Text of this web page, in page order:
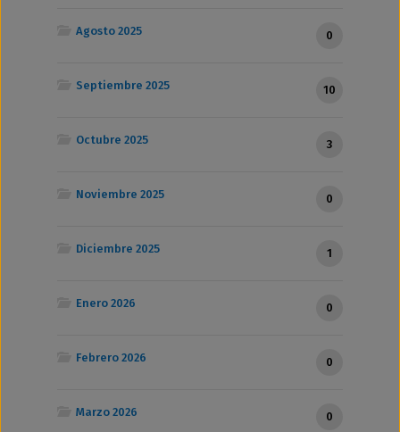
Agosto 2025 0
Septiembre 2025 10
Octubre 2025 3
Noviembre 2025 0
Diciembre 2025 1
Enero 2026 0
Febrero 2026 0
Marzo 2026 0